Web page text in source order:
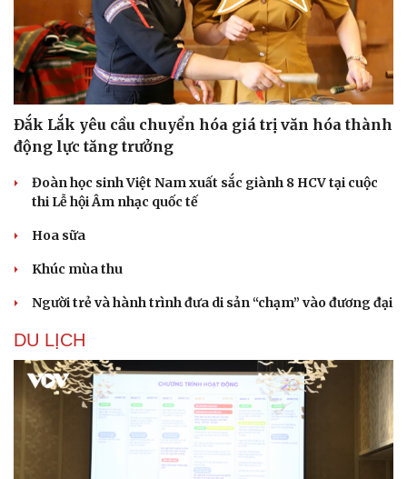
Đắk Lắk yêu cầu chuyển hóa giá trị văn hóa thành
động lực tăng trưởng
Đoàn học sinh Việt Nam xuất sắc giành 8 HCV tại cuộc
thi Lễ hội Âm nhạc quốc tế
Hoa sữa
Khúc mùa thu
Người trẻ và hành trình đưa di sản “chạm” vào đương đại
DU LỊCH